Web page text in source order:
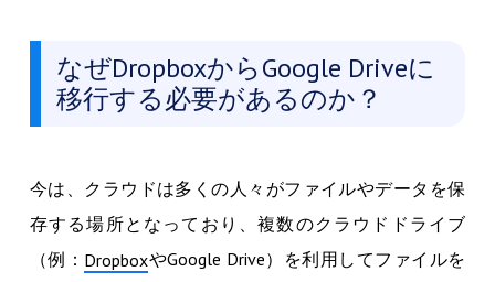
なぜDropboxからGoogle Driveに
移行する必要があるのか？
今は、クラウドは多くの人々がファイルやデータを保
存する場所となっており、複数のクラウドドライブ
（例： DropboxやGoogle Drive）を利用してファイルを